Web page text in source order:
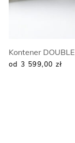
Kontener DOUBLE
od 3 599,00 zł